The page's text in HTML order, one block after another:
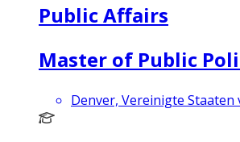
Public Affairs
Master of Public
Denver, Vereinigte Staaten